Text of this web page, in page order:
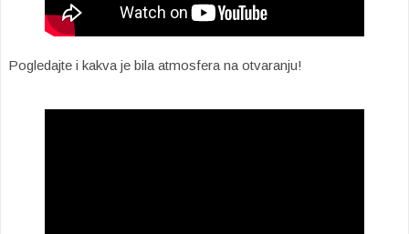
Pogledajte i kakva je bila atmosfera na otvaranju!